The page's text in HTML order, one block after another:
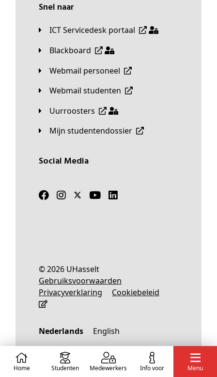
Snel naar
ICT Servicedesk portaal
Blackboard
Webmail personeel
Webmail studenten
Uurroosters
Mijn studentendossier
Social Media
© 2026 UHasselt
Gebruiksvoorwaarden
Privacyverklaring
Cookiebeleid
Nederlands English
Home Studenten Medewerkers info voor Menu